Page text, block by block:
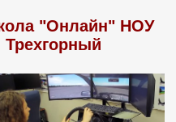
"Онлайн" НОУ